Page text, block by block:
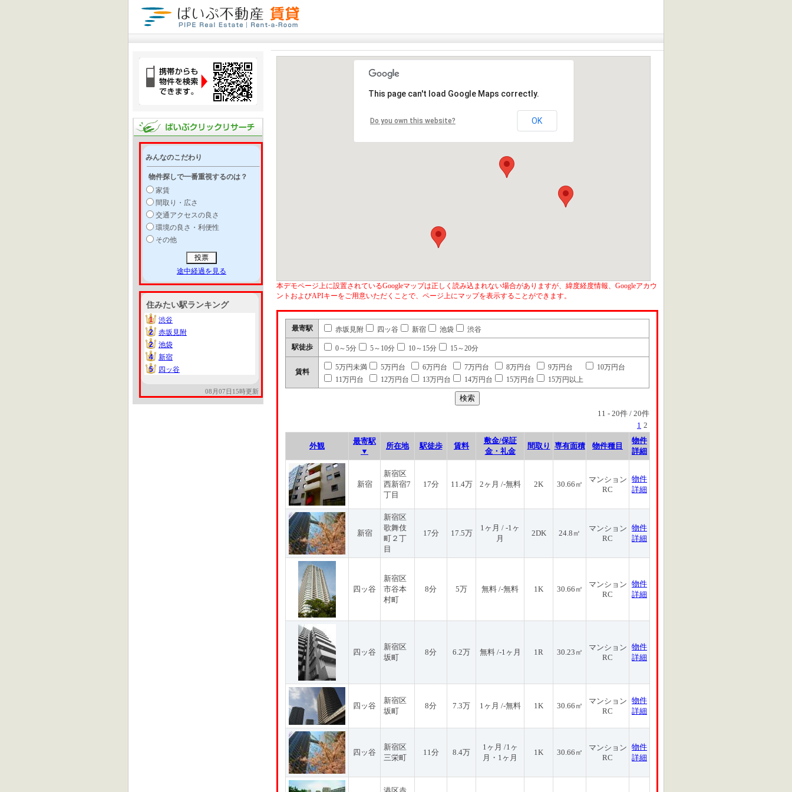
みんなのこだわり
物件探しで一番重視するのは？
家賃
間取り・広さ
交通アクセスの良さ
環境の良さ・利便性
その他
途中経過を見る
住みたい駅ランキング
1
1
渋谷
2
2
赤坂見附
2
2
池袋
4
4
新宿
5
5 四ッ谷
08月07日15時更新
This page can't load Google Maps correctly.
Do you own this website? OK
本デモページ上に設置されているGoogleマップは正しく読み込まれない場合がありますが、緯度経度情報、Googleアカウ
ントおよびAPIキーをご用意いただくことで、ページ上にマップを表示することができます。
最寄駅 赤坂見附 四ッ谷 新宿 池袋 渋谷
駅徒歩 0～5分 5～10分 10～15分 15～20分
賃料
5万円未満 5万円台 6万円台 7万円台 8万円台 9万円台
10万円台
11万円台
12万円台 13万円台 14万円台 15万円台 15万円以上
11 - 20件 / 20件
1 2
外観
最寄駅
▼
所在地 駅徒歩 賃料
敷金/保証
金・礼金
間取り 専有面積 物件種目
物件
詳細
新宿
新宿区
西新宿7
丁目
17分 11.4万 2ヶ月 /-無料 2K 30.66㎡
マンション
RC
物件
詳細
新宿
新宿区
歌舞伎
町２丁
目
17分 17.5万
1ヶ月 / -1ヶ
月
2DK 24.8㎡
マンション
RC
物件
詳細
四ッ谷
新宿区
市谷本
村町
8分 5万 無料 /-無料 1K 30.66㎡
マンション
RC
物件
詳細
四ッ谷
新宿区
坂町
8分 6.2万 無料 /-1ヶ月 1R 30.23㎡
マンション
RC
物件
詳細
四ッ谷
新宿区
坂町
8分 7.3万 1ヶ月 /-無料 1K 30.66㎡
マンション
RC
物件
詳細
四ッ谷
新宿区
三栄町
11分 8.4万
1ヶ月 /1ヶ
月・1ヶ月
1K 30.66㎡
マンション
RC
物件
詳細